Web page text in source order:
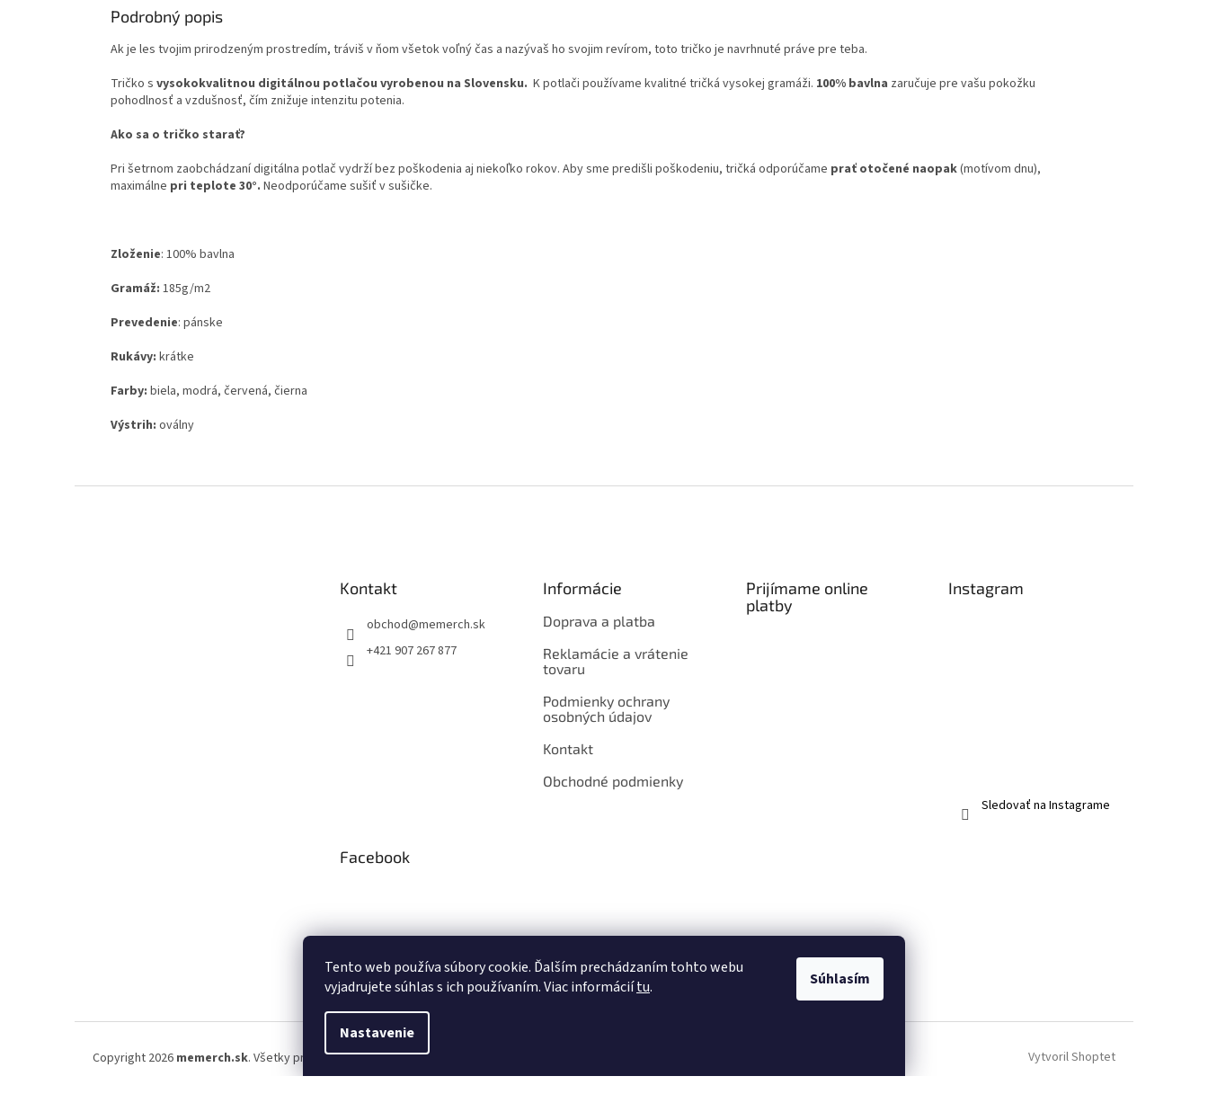
Tento web používa súbory cookie. Ďalším prechádzaním tohto webu
vyjadrujete súhlas s ich používaním. Viac informáciítu.
Nastavenie
Súhlasím
Podrobný popis
Ak je les tvojim prirodzeným prostredím, tráviš v ňom všetok voľný čas a nazývaš ho svojim revírom, toto tričko je navrhnuté práve pre teba.
Tričko s vysokokvalitnou digitálnou potlačou vyrobenou na Slovensku. K potlači používame kvalitné tričká vysokej gramáži. 100% bavlna zaručuje pre vašu pokožku
pohodlnosť a vzdušnosť, čím znižuje intenzitu potenia.
Ako sa o tričko starať?
Pri šetrnom zaobchádzaní digitálna potlač vydrží bez poškodenia aj niekoľko rokov. Aby sme predišli poškodeniu, tričká odporúčame prať otočené naopak(motívom dnu),
maximálne pri teplote 30°. Neodporúčame sušiť v sušičke.
Zloženie: 100% bavlna
Gramáž: 185g/m2
Prevedenie: pánske
Rukávy: krátke
Farby: biela, modrá, červená, čierna
Výstrih: oválny
Kontakt
obchod@memerch.sk
+421 907 267 877
Informácie
Doprava a platba
Reklamácie a vrátenie
tovaru
Podmienky ochrany
osobných údajov
Kontakt
Obchodné podmienky
Prijímame online
platby
Instagram
Sledovať na Instagrame
Facebook
Vytvoril Shoptet
Copyright 2026 memerch.sk. Všetky práva vyhradené.